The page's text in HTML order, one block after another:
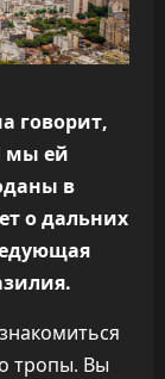
говорит,
мы ей
в
о дальних
тропы. Вы